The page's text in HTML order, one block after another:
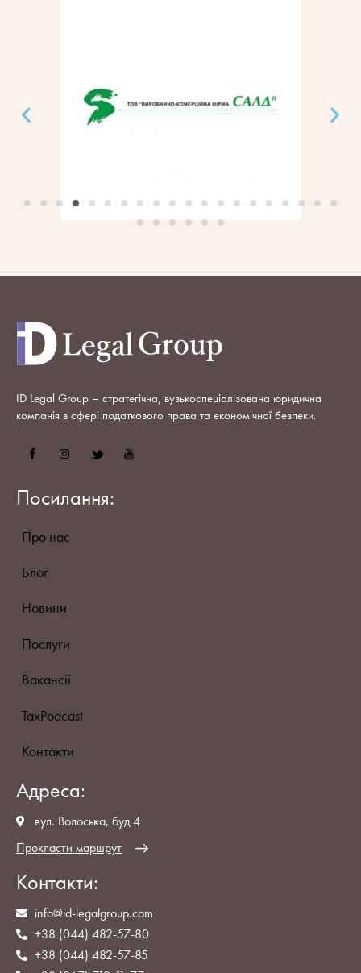
ID Legal Group – стратегічна, вузькоспеціалізована юридична
компанія в сфері податкового права та економічної безпеки.
Посилання:
Про нас
Блог
Новини
Послуги
Вакансії
TaxPodcast
Контакти
Адреса:
вул. Волоська, буд 4
Прокласти маршрут
Контакти:
info@id-legalgroup.com
+38 (044) 482-57-80
+38 (044) 482-57-85